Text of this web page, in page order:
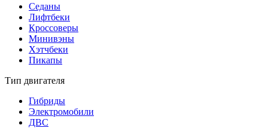
Седаны
Лифтбеки
Кроссоверы
Минивэны
Хэтчбеки
Пикапы
Тип двигателя
Гибриды
Электромобили
ДВС